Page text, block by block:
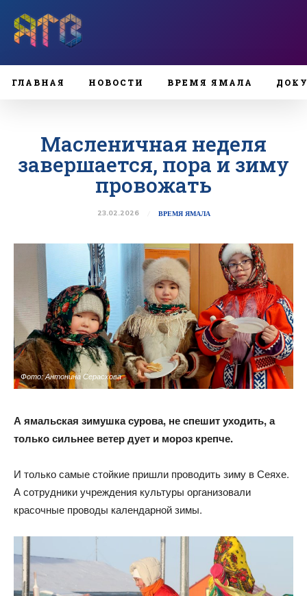
ГЛАВНАЯ НОВОСТИ ВРЕМЯ ЯМАЛА
Масленичная неделя
завершается, пора и зиму
провожать
23.02.2026 ВРЕМЯ ЯМАЛА
Фото: Антонина Серасхова
А ямальская зимушка сурова, не спешит уходить, а
только сильнее ветер дует и мороз крепче.
И только самые стойкие пришли проводить зиму в Сеяхе.
А сотрудники учреждения культуры организовали
красочные проводы календарной зимы.